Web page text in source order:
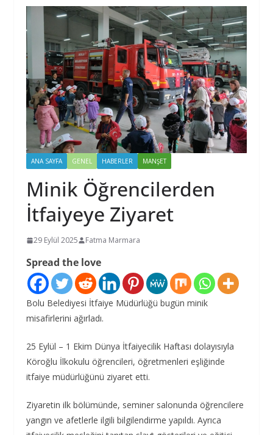
ANA SAYFA GENEL HABERLER MANŞET
Minik Öğrencilerden
İtfaiyeye Ziyaret
29 Eylül 2025 Fatma Marmara
Spread the love
Bolu Belediyesi İtfaiye Müdürlüğü bugün minik
misafirlerini ağırladı.
25 Eylül – 1 Ekim Dünya İtfaiyecilik Haftası dolayısıyla
Köroğlu İlkokulu öğrencileri, öğretmenleri eşliğinde
itfaiye müdürlüğünü ziyaret etti.
Ziyaretin ilk bölümünde, seminer salonunda öğrencilere
yangın ve afetlerle ilgili bilgilendirme yapıldı. Ayrıca